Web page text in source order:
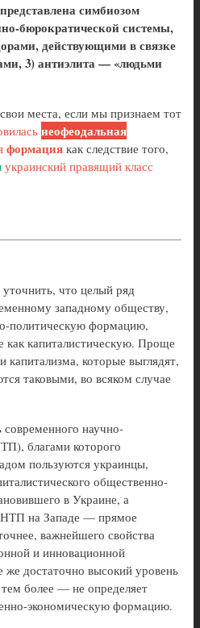
симбиозом
бюрократической системы,
действующими в связке
3) антиэлита — «людьми
места, если мы признаем тот
неофеодальная
формация как следствие того,
украинский правящий класс
что целый ряд
западному обществу,
политическую формацию,
как капиталистическую. Проще
капитализма, которые выглядят,
таковыми, во всяком случае
научно-
благами которого
пользуются украинцы,
общественно-
в Украине, а
НТП на Западе — прямое
важнейшего свойства
и инновационной
достаточно высокий уровень
более — не определяет
экономическую формацию.